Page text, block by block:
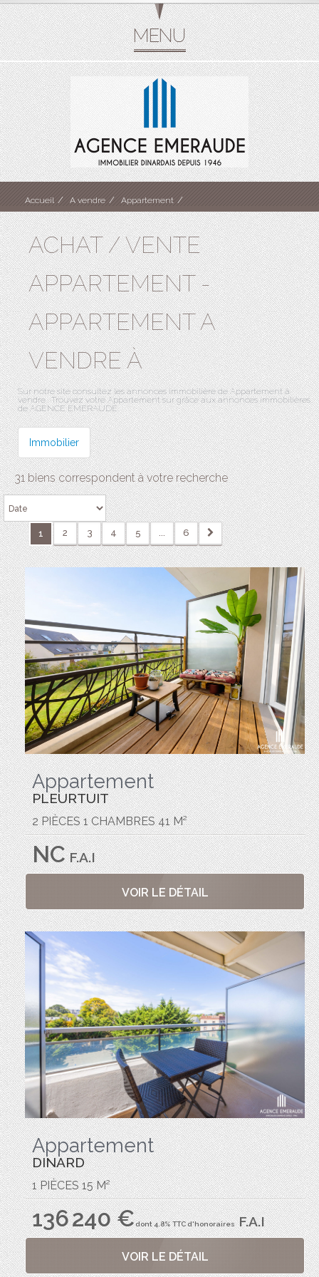
Accueil A vendre Appartement
ACHAT / VENTE
APPARTEMENT -
APPARTEMENT A
VENDRE À
Sur notre site consultez les annonces immobilière de Appartement à
vendre . Trouvez votre Appartement sur grâce aux annonces immobilières
de AGENCE EMERAUDE.
Immobilier
31 biens correspondent à votre recherche
1 2 3 4 5 ... 6
Appartement
PLEURTUIT
2 PIÈCES 1 CHAMBRES 41 M²
NCF.A.I
VOIR LE DÉTAIL
Appartement
DINARD
1 PIÈCES 15 M²
136 240 €dont 4.8% TTC d'honorairesF.A.I
VOIR LE DÉTAIL